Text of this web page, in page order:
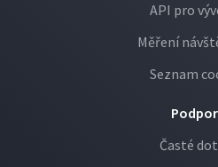
API pro
Měření
Seznam
Časté